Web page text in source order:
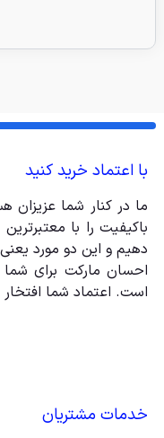
با اعتماد خرید کنید
ما در کنار شما
باکیفیت را با
دهیم و این دو مورد
احسان مارکت برای
است. اعتماد شما
خدمات مشتریان